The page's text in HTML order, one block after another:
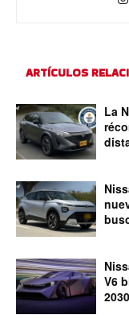
ARTÍCULOS
La
V6
2030